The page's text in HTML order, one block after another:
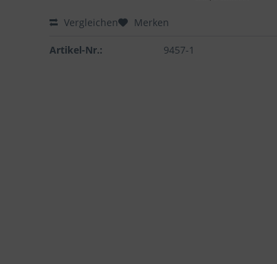
Vergleichen Merken
Artikel-Nr.: 9457-1